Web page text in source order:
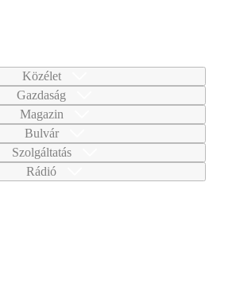
Közélet
Gazdaság
Magazin
Bulvár
Szolgáltatás
Rádió